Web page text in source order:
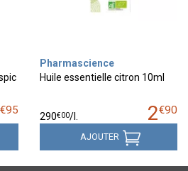
€95
Pharmascience
Huile essentielle citron 10ml
2€90
290€00/
AJOUTER